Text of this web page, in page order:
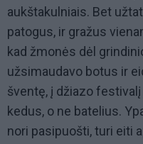
aukštakulniais. Bet
patogus, ir gražus
kad žmonės dėl
užsimaudavo botus ir
šventę, į džiazo
kedus, o ne batelius.
nori pasipuošti, turi eiti